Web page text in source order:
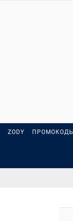
ZODY ПРОМОКОДЫ